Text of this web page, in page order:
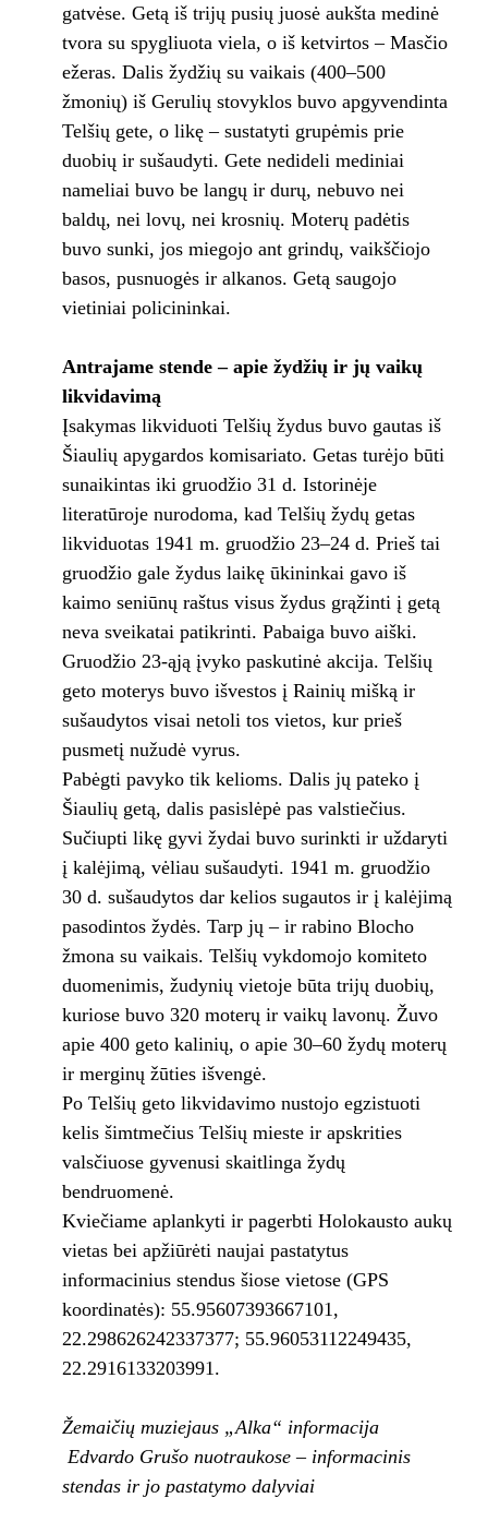
gatvėse. Getą iš trijų pusių juosė aukšta medinė
tvora su spygliuota viela, o iš ketvirtos – Masčio
ežeras. Dalis žydžių su vaikais (400–500
žmonių) iš Gerulių stovyklos buvo apgyvendinta
Telšių gete, o likę – sustatyti grupėmis prie
duobių ir sušaudyti. Gete nedideli mediniai
nameliai buvo be langų ir durų, nebuvo nei
baldų, nei lovų, nei krosnių. Moterų padėtis
buvo sunki, jos miegojo ant grindų, vaikščiojo
basos, pusnuogės ir alkanos. Getą saugojo
vietiniai policininkai.
Antrajame stende – apie žydžių ir jų vaikų
likvidavimą
Įsakymas likviduoti Telšių žydus buvo gautas iš
Šiaulių apygardos komisariato. Getas turėjo būti
sunaikintas iki gruodžio 31 d. Istorinėje
literatūroje nurodoma, kad Telšių žydų getas
likviduotas 1941 m. gruodžio 23–24 d. Prieš tai
gruodžio gale žydus laikę ūkininkai gavo iš
kaimo seniūnų raštus visus žydus grąžinti į getą
neva sveikatai patikrinti. Pabaiga buvo aiški.
Gruodžio 23-ąją įvyko paskutinė akcija. Telšių
geto moterys buvo išvestos į Rainių mišką ir
sušaudytos visai netoli tos vietos, kur prieš
pusmetį nužudė vyrus.
Pabėgti pavyko tik kelioms. Dalis jų pateko į
Šiaulių getą, dalis pasislėpė pas valstiečius.
Sučiupti likę gyvi žydai buvo surinkti ir uždaryti
į kalėjimą, vėliau sušaudyti. 1941 m. gruodžio
30 d. sušaudytos dar kelios sugautos ir į kalėjimą
pasodintos žydės. Tarp jų – ir rabino Blocho
žmona su vaikais. Telšių vykdomojo komiteto
duomenimis, žudynių vietoje būta trijų duobių,
kuriose buvo 320 moterų ir vaikų lavonų. Žuvo
apie 400 geto kalinių, o apie 30–60 žydų moterų
ir merginų žūties išvengė.
Po Telšių geto likvidavimo nustojo egzistuoti
kelis šimtmečius Telšių mieste ir apskrities
valsčiuose gyvenusi skaitlinga žydų
bendruomenė.
Kviečiame aplankyti ir pagerbti Holokausto aukų
vietas bei apžiūrėti naujai pastatytus
informacinius stendus šiose vietose (GPS
koordinatės): 55.95607393667101,
22.298626242337377; 55.96053112249435,
22.2916133203991.
Žemaičių muziejaus „Alka“ informacija
Edvardo Grušo nuotraukose – informacinis
stendas ir jo pastatymo dalyviai